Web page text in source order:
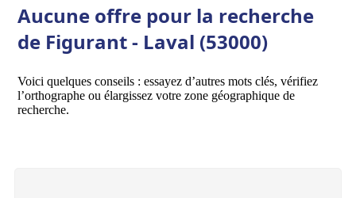
Aucune offre pour la recherche
de Figurant - Laval (53000)
Voici quelques conseils : essayez d’autres mots clés, vérifiez
l’orthographe ou élargissez votre zone géographique de
recherche.